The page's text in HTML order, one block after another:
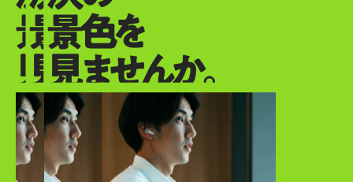
景色を
見ませんか。
景色を
見ませんか。
景色を
見ませんか。
次の景色を見ませんか。